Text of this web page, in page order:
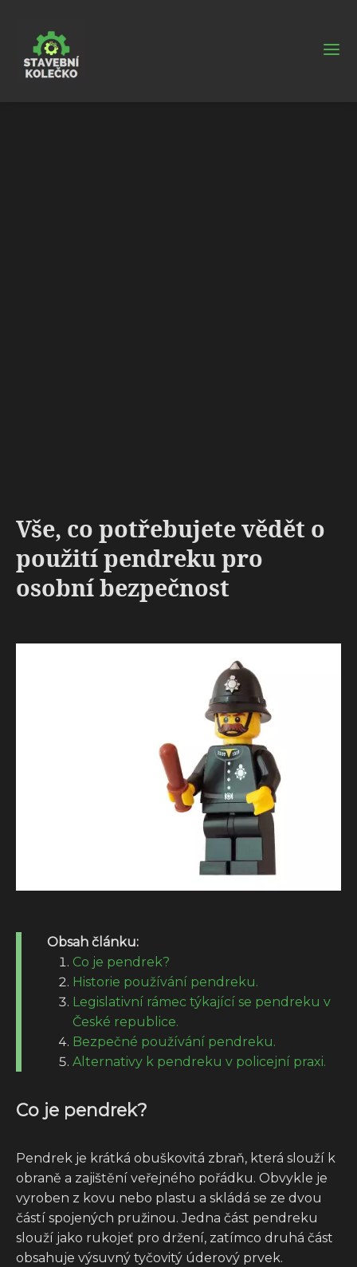
Vše, co potřebujete vědět o
použití pendreku pro
osobní bezpečnost
Obsah článku:
Co je pendrek?
Historie používání pendreku.
Legislativní rámec týkající se pendreku v
České republice.
Bezpečné používání pendreku.
Alternativy k pendreku v policejní praxi.
Co je pendrek?
Pendrek je krátká obuškovitá zbraň, která slouží k
obraně a zajištění veřejného pořádku. Obvykle je
vyroben z kovu nebo plastu a skládá se ze dvou
částí spojených pružinou. Jedna část pendreku
slouží jako rukojeť pro držení, zatímco druhá část
obsahuje výsuvný tyčovitý úderový prvek.